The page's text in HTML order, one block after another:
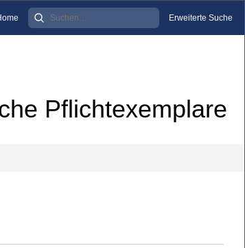
Erweiterte Suche
Pflichtexemplare